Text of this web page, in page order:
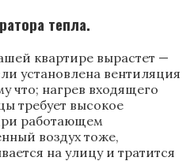
тепла.
квартире вырастет —
установлена вентиляция
что; нагрев входящего
требует высокое
работающем
воздух тоже,
на улицу и тратится